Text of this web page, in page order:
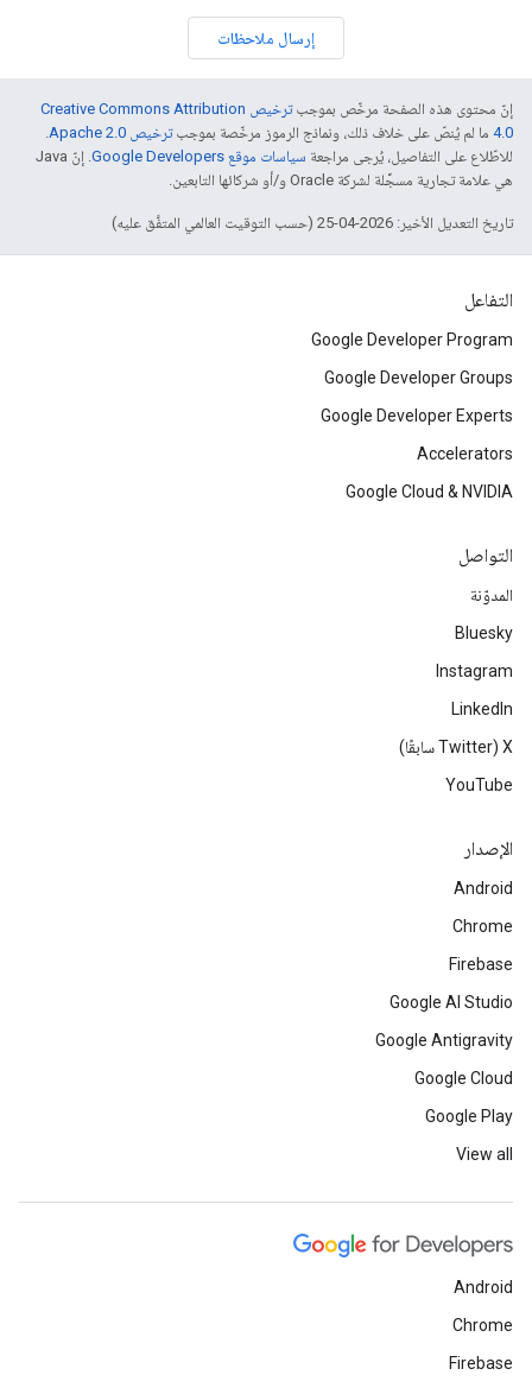
إرسال ملاحظات
إنّ محتوى هذه الصفحة مرخّص بموجب
ترخيص Creative Commons Attribution
4.0‏ ما لم يُنصّ على خلاف ذلك، ونماذج الرموز مرخّصة بموجبترخيص Apache 2.0‏
.
للاطّلاع على التفاصيل، يُرجى مراجعة سياسات موقع Google Developers‏
. إنّ Java
هي علامة تجارية مسجَّلة لشركة Oracle و/أو شركائها التابعين.
تاريخ التعديل الأخير: 2026-04-25 (حسب التوقيت العالمي المتفَّق عليه)
التفاعل
Google Developer Program
Google Developer Groups
Google Developer Experts
Accelerators
Google Cloud & NVIDIA
التواصل
المدوّنة
Bluesky
Instagram
LinkedIn
‫X ‏(Twitter سابقًا)
YouTube
الإصدار
Android
Chrome
Firebase
Google AI Studio
Google Antigravity
Google Cloud
Google Play
View all
Android
Chrome
Firebase